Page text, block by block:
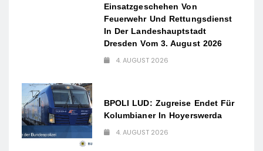
Einsatzgeschehen Von
Feuerwehr Und Rettungsdienst
In Der Landeshauptstadt
Dresden Vom 3. August 2026
4. AUGUST 2026
BPOLI LUD: Zugreise Endet Für
Kolumbianer In Hoyerswerda
4. AUGUST 2026